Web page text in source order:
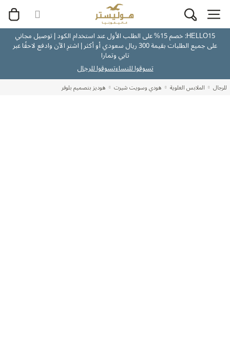
HELLO15: خصم 15% على الطلب الأول عند استخدام الكود | توصيل مجاني
على جميع الطلبات بقيمة 300 ريال سعودي أو أكثر | اشترِ الآن وادفع لاحقًا عبر
تابي وتمارا
تسوقوا للنساءتسوقوا للرجال
للرجال الملابس العلوية هودي وسويت شيرت هوديز بتصميم بلوفر